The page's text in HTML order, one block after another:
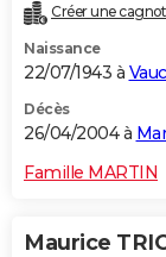
Créer une
Naissance
22/07/1943 à
Décès
26/04/2004 à
Famille MARTIN
Maurice